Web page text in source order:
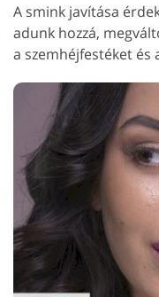
A smink javítása
adunk hozzá,
a szemhéjfestéket és